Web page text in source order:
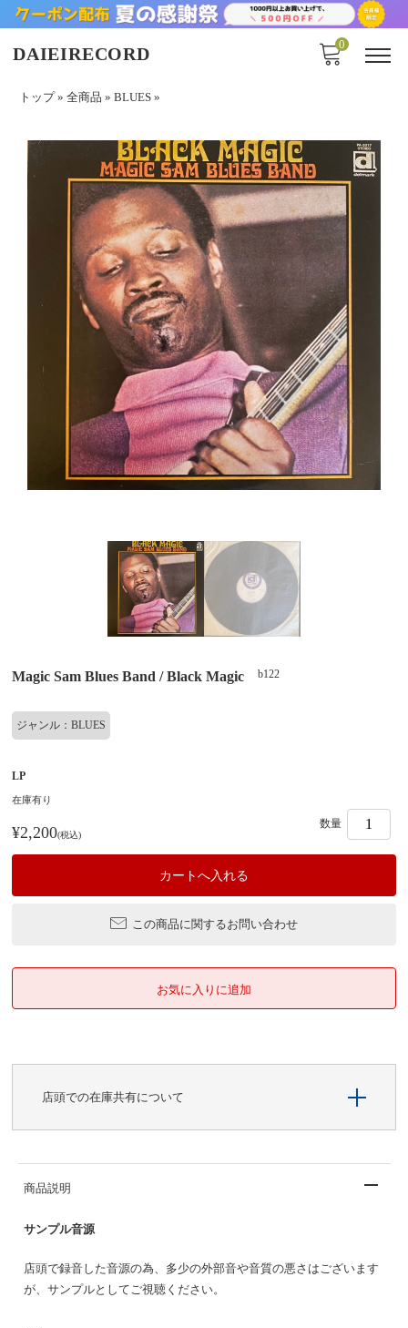
DAIEIRECORD 0
トップ» 全商品 » BLUES »
Magic Sam Blues Band / Black Magic b122
ジャンル：BLUES
LP
在庫有り
¥2,200(税込)
数量
この商品に関するお問い合わせ
店頭での在庫共有について
商品説明
サンプル音源
店頭で録音した音源の為、多少の外部音や音質の悪さはございます
が、サンプルとしてご視聴ください。